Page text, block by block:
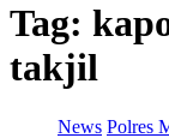
Tag:
takjil
News Polres